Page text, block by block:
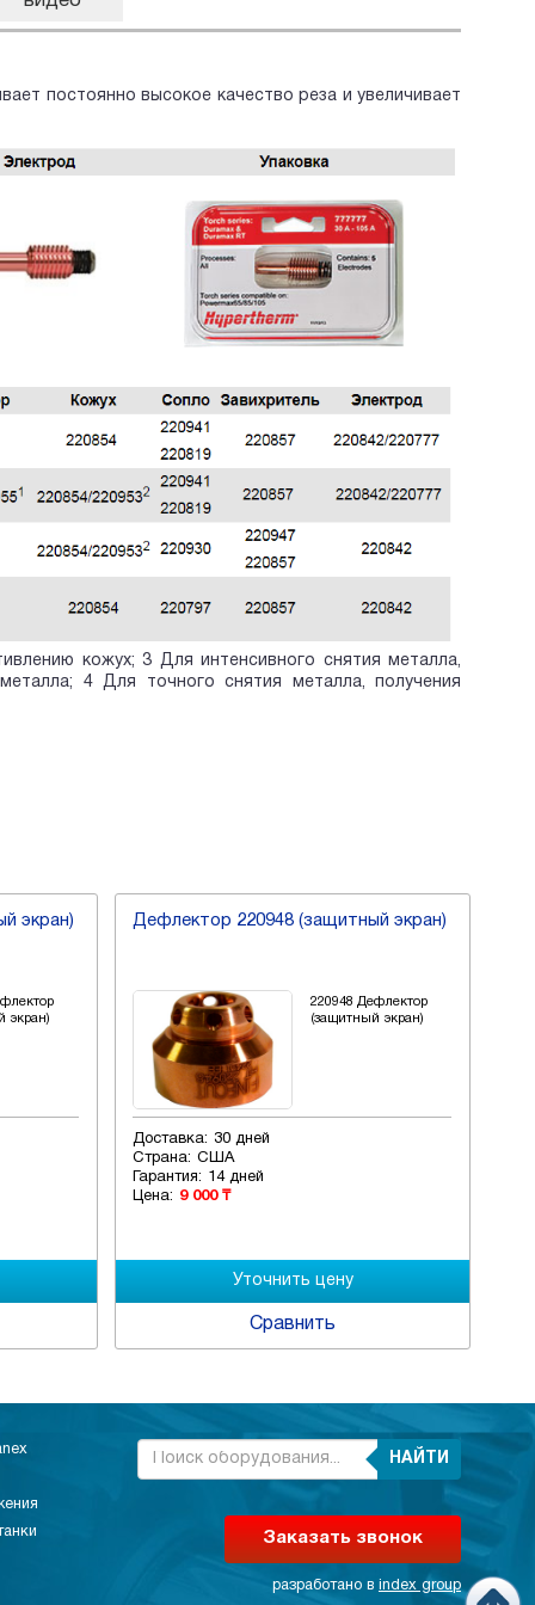
постоянно высокое качество реза и увеличивает
кожух; 3 Для интенсивного снятия металла,
4 Для точного снятия металла, получения
экран)
экран)
Дефлектор 220948 (защитный экран)
220948 Дефлектор
(защитный экран)
Доставка: 30 дней
Страна: США
Гарантия: 14 дней
Цена: 9 000 ₸
Сравнить
НАЙТИ
Заказать звонок
разработано в index group